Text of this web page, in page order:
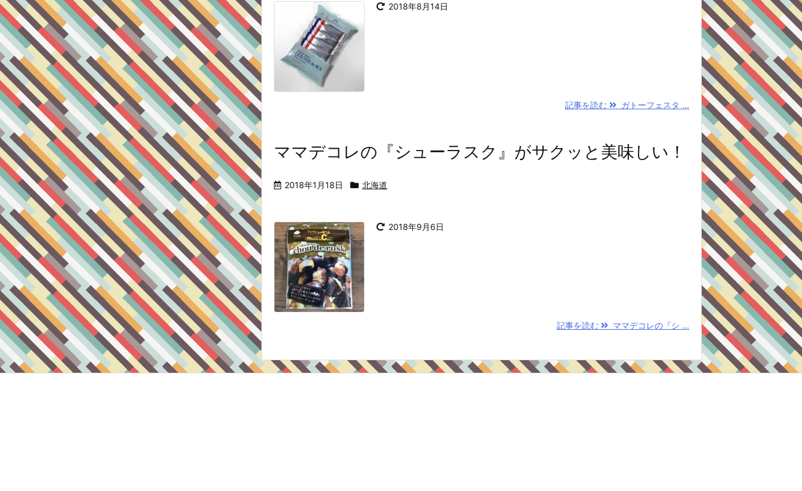
2018年8月14日
記事を読む ガトーフェスタ ...
ママデコレの『シューラスク』がサクッと美味しい！
2018年1月18日 北海道
2018年9月6日
記事を読む ママデコレの『シ ...